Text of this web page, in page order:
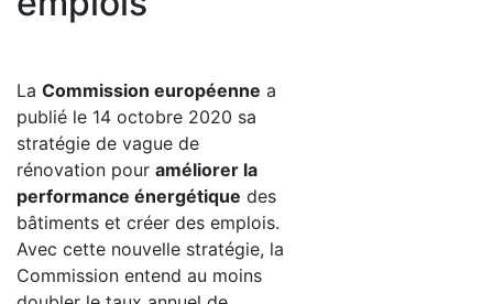
La Commission européenne a
publié le 14 octobre 2020 sa
stratégie de vague de
rénovation pour améliorer la
performance énergétique des
bâtiments et créer des emplois.
Avec cette nouvelle stratégie, la
Commission entend au moins